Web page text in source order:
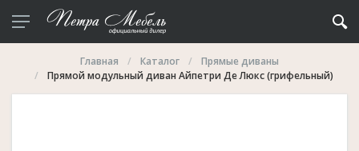
Главная Каталог
Прямые диваны
Прямой модульный диван Айпетри Де Люкс (грифельный)